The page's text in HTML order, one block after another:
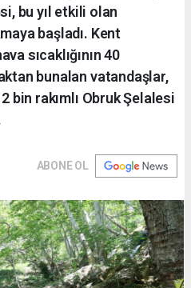
bu yıl etkili olan
başladı. Kent
sıcaklığının 40
bunalan vatandaşlar,
bin rakımlı Obruk Şelalesi
ABONE OL